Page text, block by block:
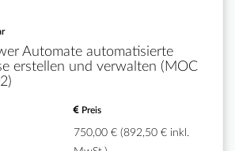
Automate automatisierte
erstellen und verwalten (MOC
Preis
750,00 € (892,50 € inkl.